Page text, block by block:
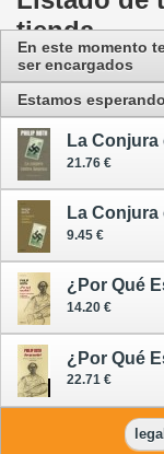
tienda
En este momento
ser encargados
Estamos
La
21.76 €
La
9.45 €
14.20 €
22.71 €
legal